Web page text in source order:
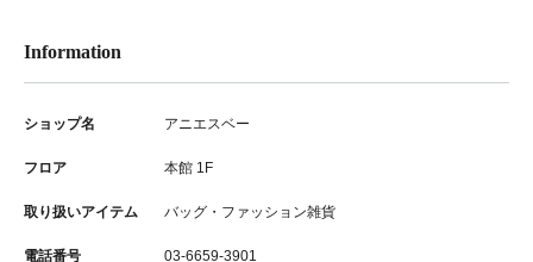
Information
ショップ名 アニエスベー
フロア 本館 1F
取り扱いアイテム バッグ・ファッション雑貨
電話番号 03-6659-3901